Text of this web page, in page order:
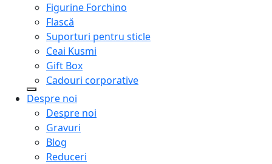
Figurine Forchino
Flască
Suporturi pentru sticle
Ceai Kusmi
Gift Box
Cadouri corporative
Despre noi
Despre noi
Gravuri
Blog
Reduceri